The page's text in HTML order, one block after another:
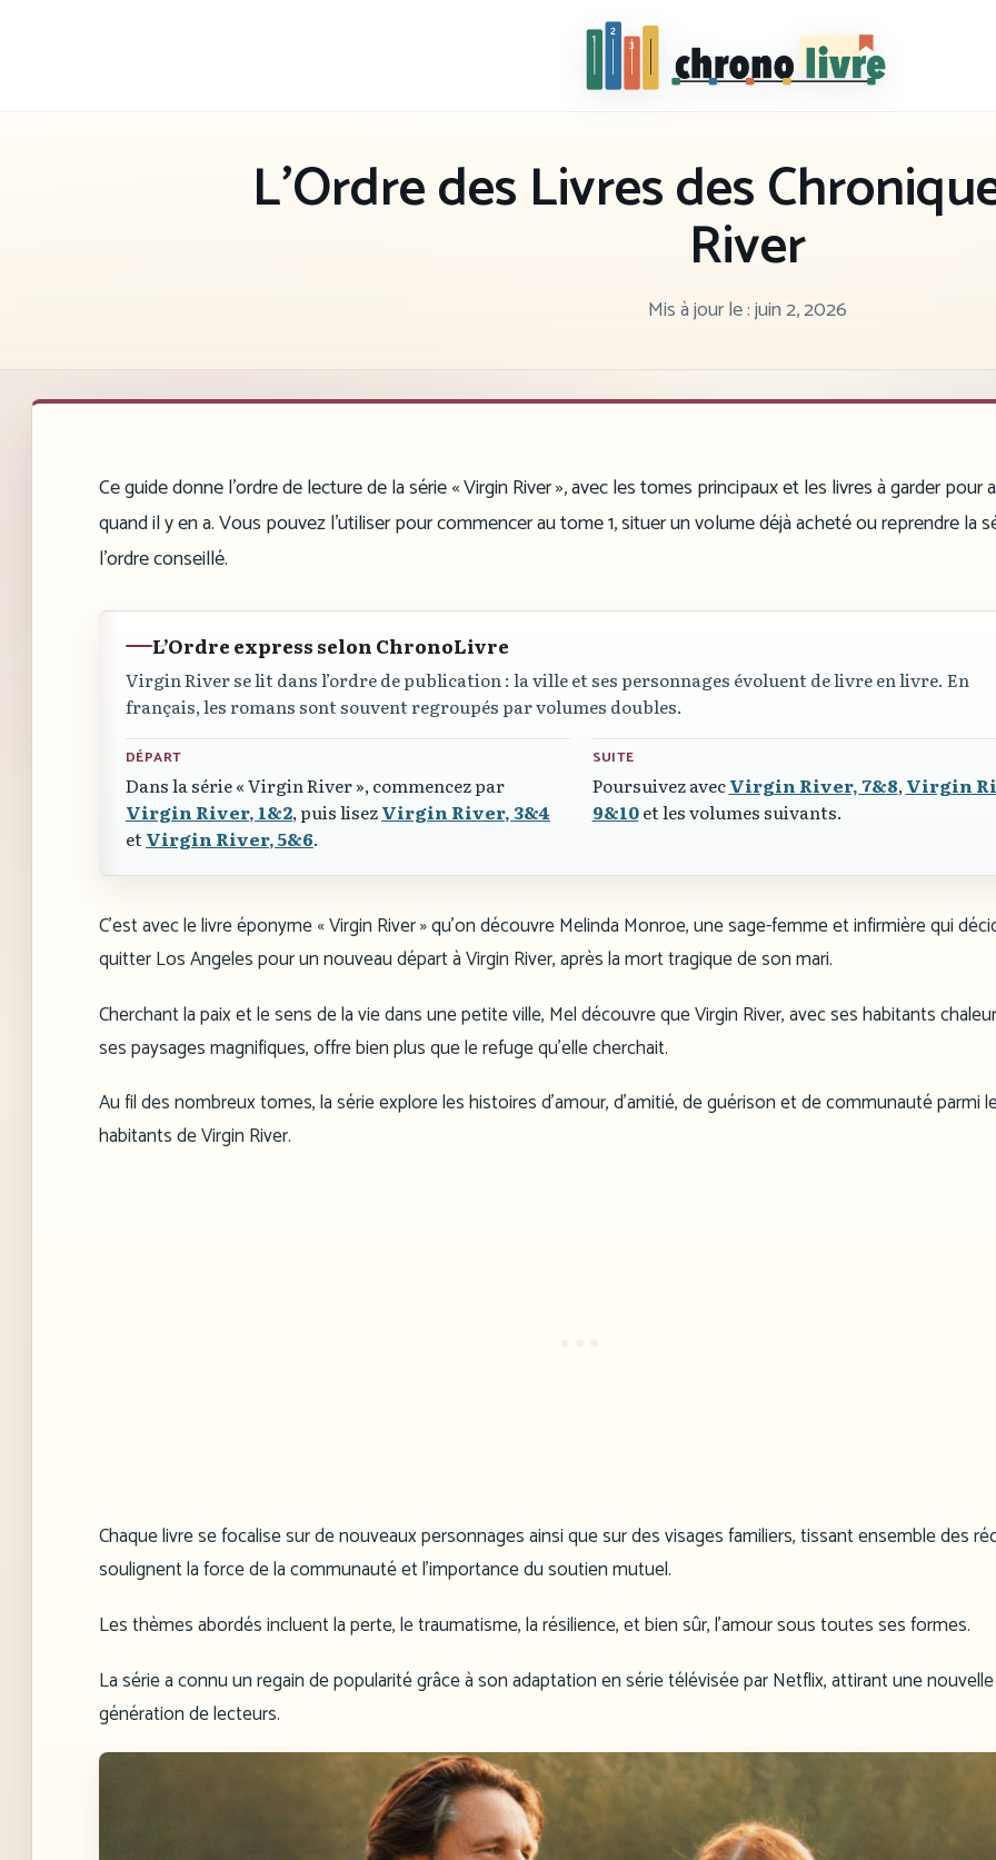
Chronolivre
L’Ordre des Livres des
River
Mis à jour le :juin 2, 2026
Ce guide donne l’ordre de lecture de la série « Virgin River », avec les tomes principaux et les livres à garder pour
quand il y en a. Vous pouvez l’utiliser pour commencer au tome 1, situer un volume déjà acheté ou reprendre la
l’ordre conseillé.
L’Ordre express selon ChronoLivre
Virgin River se lit dans l’ordre de publication : la ville et ses personnages évoluent de livre en livre. En
français, les romans sont souvent regroupés par volumes doubles.
DÉPART
Dans la série« Virgin River », commencez par
Virgin River, 1&2, puis lisezVirgin River, 3&4
etVirgin River, 5&6.
SUITE
Poursuivez avecVirgin River, 7&8,Virgin
9&10et les volumes suivants.
C’est avec le livre éponyme « Virgin River » qu’on découvre Melinda Monroe, une sage-femme et infirmière qui
quitter Los Angeles pour un nouveau départ à Virgin River, après la mort tragique de son mari.
Cherchant la paix et le sens de la vie dans une petite ville, Mel découvre que Virgin River, avec ses habitants
ses paysages magnifiques, offre bien plus que le refuge qu’elle cherchait.
Au fil des nombreux tomes, la série explore les histoires d’amour, d’amitié, de guérison et de communauté parmi
habitants de Virgin River.
Chaque livre se focalise sur de nouveaux personnages ainsi que sur des visages familiers, tissant ensemble des
soulignent la force de la communauté et l’importance du soutien mutuel.
Les thèmes abordés incluent la perte, le traumatisme, la résilience, et bien sûr, l’amour sous toutes ses formes.
La série a connu un regain de popularité grâce à son adaptation en série télévisée par Netflix, attirant une nouvelle
génération de lecteurs.